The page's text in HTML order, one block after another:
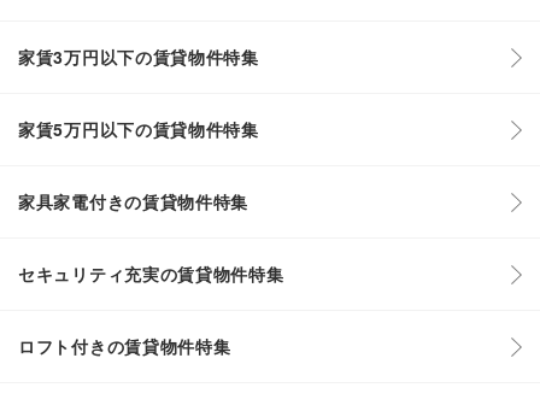
家賃3万円以下の賃貸物件特集
家賃5万円以下の賃貸物件特集
家具家電付きの賃貸物件特集
セキュリティ充実の賃貸物件特集
ロフト付きの賃貸物件特集